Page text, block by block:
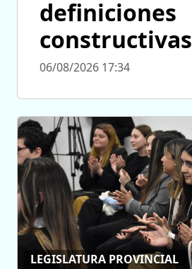
definiciones
constructivas
06/08/2026 17:34
LEGISLATURA PROVINCIAL